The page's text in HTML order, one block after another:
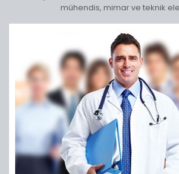
mühendis, mimar ve teknik